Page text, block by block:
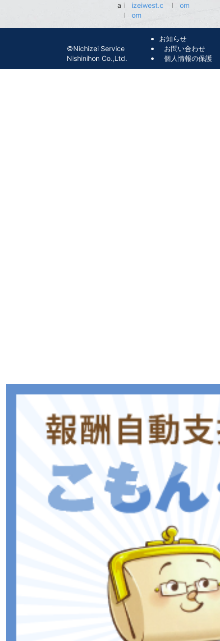
a i
l
izeiwest.c
om
l
om
©︎Nichizei Service
Nishinihon Co.,Ltd.
お知らせ
お問い合わせ
個人情報の保護